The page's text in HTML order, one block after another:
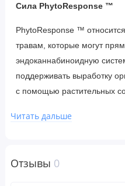
Сила PhytoResponse ™
PhytoResponse ™
травам, которые могут
эндоканнабиноидную
поддерживать выработку
с помощью растительных
этом заключается суть
Читать дальше
Отзывы 0